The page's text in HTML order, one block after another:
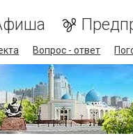
Вопрос - ответ